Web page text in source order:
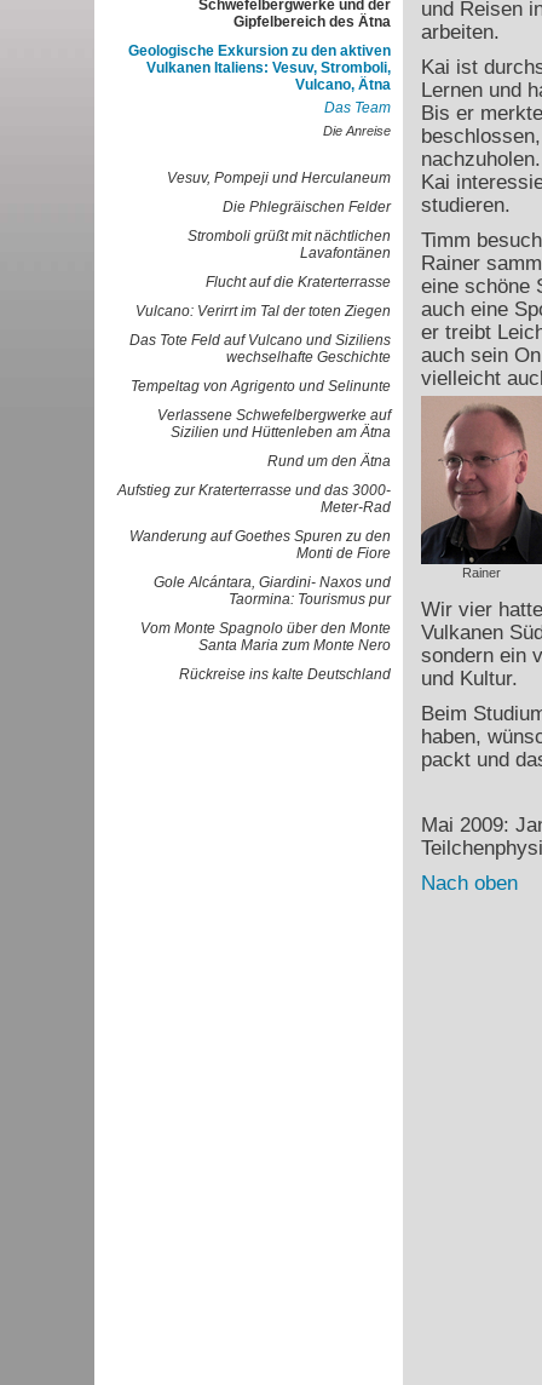
Schwefelbergwerke und der
Gipfelbereich des Ätna
Geologische Exkursion zu den aktiven
Vulkanen Italiens: Vesuv, Stromboli,
Vulcano, Ätna
Das Team
Die Anreise
Vesuv, Pompeji und Herculaneum
Die Phlegräischen Felder
Stromboli grüßt mit nächtlichen
Lavafontänen
Flucht auf die Kraterterrasse
Vulcano: Verirrt im Tal der toten Ziegen
Das Tote Feld auf Vulcano und Siziliens
wechselhafte Geschichte
Tempeltag von Agrigento und Selinunte
Verlassene Schwefelbergwerke auf
Sizilien und Hüttenleben am Ätna
Rund um den Ätna
Aufstieg zur Kraterterrasse und das 3000-
Meter-Rad
Wanderung auf Goethes Spuren zu den
Monti de Fiore
Gole Alcántara, Giardini- Naxos und
Taormina: Tourismus pur
Vom Monte Spagnolo über den Monte
Santa Maria zum Monte Nero
Rückreise ins kalte Deutschland
und Reisen
arbeiten.
Kai ist
Lernen und
Bis er
Kai
studieren.
Timm
Rainer
eine schöne
auch eine
er treibt
auch sein
vielleicht
Rainer
Wir vier
Vulkanen
sondern ein
und Kultur.
Beim
haben,
packt und
Mai 2009:
Nach oben